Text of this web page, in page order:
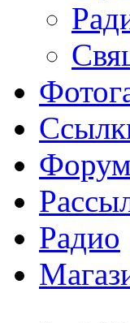
Форум
Радио